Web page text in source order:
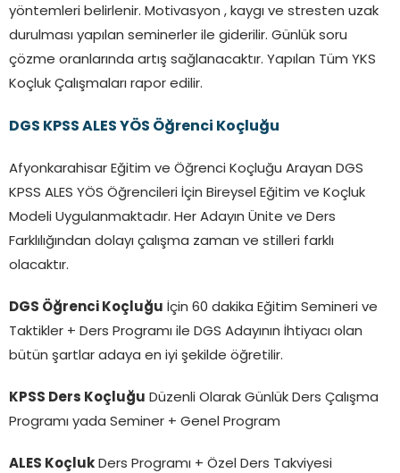
yöntemleri belirlenir. Motivasyon , kaygı ve stresten uzak
durulması yapılan seminerler ile giderilir. Günlük soru
çözme oranlarında artış sağlanacaktır. Yapılan Tüm YKS
Koçluk Çalışmaları rapor edilir.
DGS KPSS ALES YÖS Öğrenci Koçluğu
Afyonkarahisar Eğitim ve Öğrenci Koçluğu Arayan DGS
KPSS ALES YÖS Öğrencileri İçin Bireysel Eğitim ve Koçluk
Modeli Uygulanmaktadır. Her Adayın Ünite ve Ders
Farklılığından dolayı çalışma zaman ve stilleri farklı
olacaktır.
DGS Öğrenci Koçluğu İçin 60 dakika Eğitim Semineri ve
Taktikler + Ders Programı ile DGS Adayının İhtiyacı olan
bütün şartlar adaya en iyi şekilde öğretilir.
KPSS Ders Koçluğu Düzenli Olarak Günlük Ders Çalışma
Programı yada Seminer + Genel Program
ALES Koçluk Ders Programı + Özel Ders Takviyesi